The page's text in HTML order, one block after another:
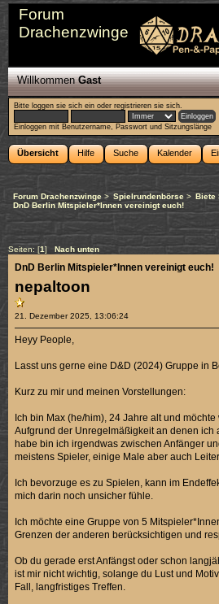
Forum
Drachenzwinge
WillkommenGast
Bitte loggen sie sich ein oderregistrieren sie sich.
Einloggen mit Benutzername, Passwort und Sitzungslänge
Übersicht Hilfe Suche Kalender
Forum Drachenzwinge > Spielrundenbörse> Biete
DnD Berlin Mitspieler*Innen vereinigt euch!
Seiten: [1] Nach unten
nepaltoon
21. Dezember 2025, 13:06:24
DnD Berlin Mitspieler*Innen vereinigt euch!
Heyy People,
Lasst uns gerne eine D&D (2024) Gruppe in
Kurz zu mir und meinen Vorstellungen:
Ich bin Max (he/him), 24 Jahre alt und
Aufgrund der Unregelmäßigkeit an denen ich
habe bin ich irgendwas zwischen Anfänger
meistens Spieler, einige Male aber auch
Ich bevorzuge es zu Spielen, kann im
mich darin noch unsicher fühle.
Ich möchte eine Gruppe von 5
Grenzen der anderen berücksichtigen und
Ob du gerade erst Anfängst oder schon
ist mir nicht wichtig, solange du Lust und
Fall, langfristiges Treffen.